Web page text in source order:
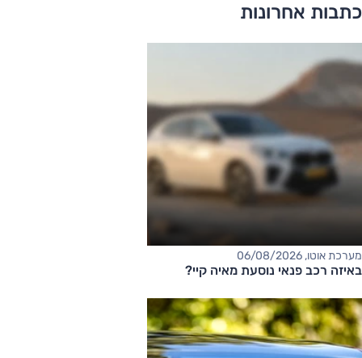
כתבות אחרונות
מערכת אוטו, 06/08/2026
באיזה רכב פנאי נוסעת מאיה קיי?